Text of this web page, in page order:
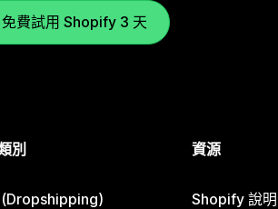
免費試用 Shopify 3 天
別 資源
Shopify 說